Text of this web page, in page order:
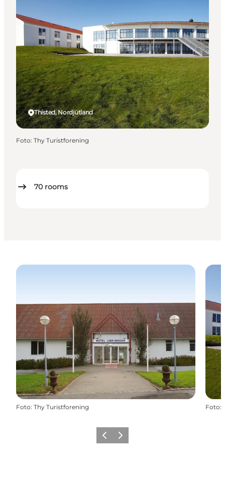
70 rooms
Thisted, Nordjütland
Foto: Thy Turistforening
Foto: Thy Turistforening Foto:
ZurückWeiter